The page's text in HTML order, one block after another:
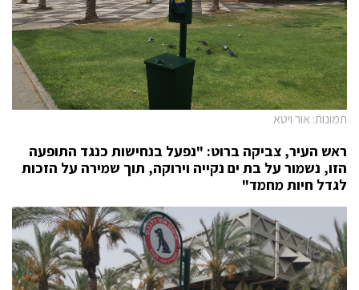
תמונות: אור ויטא
ראש העיר, צביקה ברוט: "נפעל בנחישות כנגד התופעה
הזו, נשמור על בת ים נקייה וירוקה, תוך שמירה על הזכות
לגדל חיות מחמד"